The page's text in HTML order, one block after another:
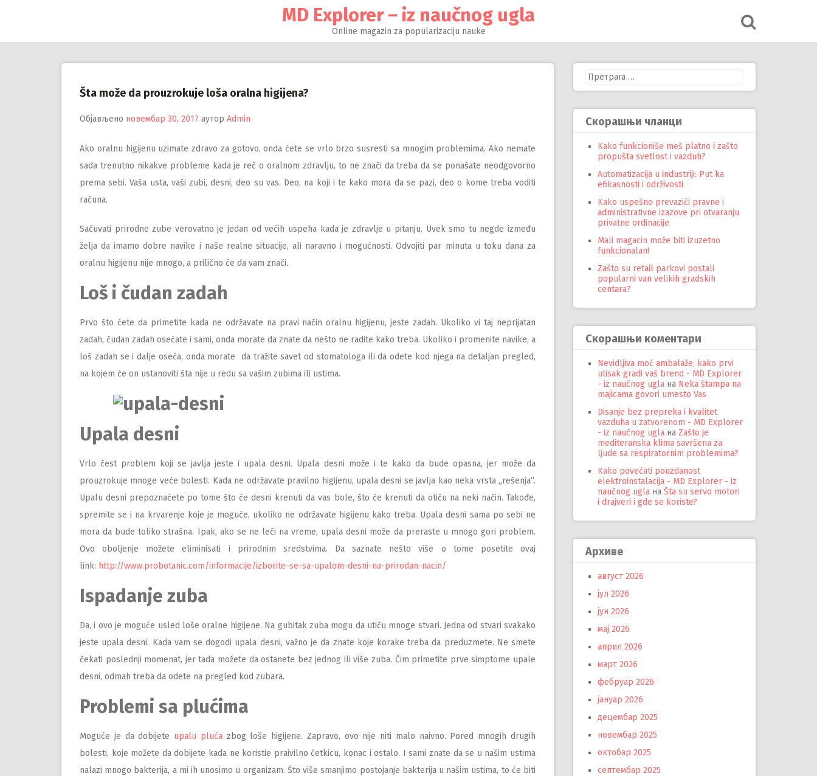
MD Explorer – iz naučnog ugla
Online magazin za popularizaciju nauke
Šta može da prouzrokuje loša oralna higijena?
Објављено новембар 30, 2017 аутор Admin
Ako oralnu higijenu uzimate zdravo za gotovo, onda ćete se vrlo brzo susresti sa mnogim problemima. Ako nemate
sada trenutno nikakve probleme kada je reč o oralnom zdravlju, to ne znači da treba da se ponašate neodgovorno
prema sebi. Vaša usta, vaši zubi, desni, deo su vas. Deo, na koji i te kako mora da se pazi, deo o kome treba voditi
računa.
Sačuvati prirodne zube verovatno je jedan od većih uspeha kada je zdravlje u pitanju. Uvek smo tu negde između
želja da imamo dobre navike i naše realne situacije, ali naravno i mogućnosti. Odvojiti par minuta u toku dana za
oralnu higijenu nije mnogo, a prilično će da vam znači.
Loš i čudan zadah
Prvo što ćete da primetite kada ne održavate na pravi način oralnu higijenu, jeste zadah. Ukoliko vi taj neprijatan
zadah, čudan zadah osećate i sami, onda morate da znate da nešto ne radite kako treba. Ukoliko i promenite navike, a
loš zadah se i dalje oseća, onda morate da tražite savet od stomatologa ili da odete kod njega na detaljan pregled,
na kojem će on ustanoviti šta nije u redu sa vašim zubima ili ustima.
Upala desni
Vrlo čest problem koji se javlja jeste i upala desni. Upala desni može i te kako da bude opasna, jer može da
prouzrokuje mnoge veće bolesti. Kada ne održavate pravilno higijenu, upala desni se javlja kao neka vrsta „rešenja“.
Upalu desni prepoznaćete po tome što će desni krenuti da vas bole, što će krenuti da otiču na neki način. Takođe,
spremite se i na krvarenje koje je moguće, ukoliko ne održavate higijenu kako treba. Upala desni sama po sebi ne
mora da bude toliko strašna. Ipak, ako se ne leči na vreme, upala desni može da preraste u mnogo gori problem.
Ovo oboljenje možete eliminisati i prirodnim sredstvima. Da saznate nešto više o tome posetite ovaj
link: http://www.probotanic.com/informacije/izborite-se-sa-upalom-desni-na-prirodan-nacin/
Ispadanje zuba
Da, i ovo je moguće usled loše oralne higijene. Na gubitak zuba mogu da utiču mnoge stvari. Jedna od stvari svakako
jeste upala desni. Kada vam se dogodi upala desni, važno je da znate koje korake treba da preduzmete. Ne smete
čekati poslednji momenat, jer tada možete da ostanete bez jednog ili više zuba. Čim primetite prve simptome upale
desni, odmah treba da odete na pregled kod zubara.
Problemi sa plućima
Moguće je da dobijete upalu plućazbog loše higijene. Zapravo, ovo nije niti malo naivno. Pored mnogih drugih
bolesti, koje možete da dobijete kada ne koristie praivilno četkicu, konac i ostalo. I sami znate da se u našim ustima
nalazi mnogo bakterija, a mi ih unosimo u organizam. Što više smanjimo postojanje bakterija u našim ustima, to će biti
Претрага
за:
Скорашњи чланци
Kako funkcioniše meš platno i zašto
propušta svetlost i vazduh?
Automatizacija u industriji: Put ka
efikasnosti i održivosti
Kako uspešno prevazići pravne i
administrativne izazove pri otvaranju
privatne ordinacije
Mali magacin može biti izuzetno
funkcionalan!
Zašto su retail parkovi postali
popularni van velikih gradskih
centara?
Скорашњи коментари
Nevidljiva moć ambalaže, kako prvi
utisak gradi vaš brend - MD Explorer
- iz naučnog ugla на Neka štampa na
majicama govori umesto Vas
Disanje bez prepreka i kvalitet
vazduha u zatvorenom - MD Explorer
- iz naučnog ugla на Zašto je
mediteranska klima savršena za
ljude sa respiratornim problemima?
Kako povećati pouzdanost
elektroinstalacija - MD Explorer - iz
naučnog ugla на Šta su servo motori
i drajveri i gde se koriste?
Архиве
август 2026
јул 2026
јун 2026
мај 2026
април 2026
март 2026
фебруар 2026
јануар 2026
децембар 2025
новембар 2025
октобар 2025
септембар 2025